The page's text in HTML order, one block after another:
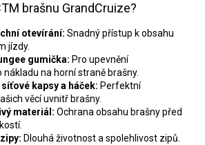
brašnu GrandCruize?
otevírání: Snadný přístup k obsahu
jízdy.
gumička: Pro upevnění
na horní straně brašny.
kapsy a háček: Perfektní
věcí uvnitř brašny.
materiál: Ochrana obsahu brašny před
Dlouhá životnost a spolehlivost zipů.